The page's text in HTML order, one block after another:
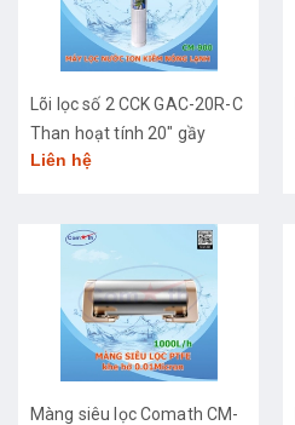
Lõi lọc số 2 CCK GAC-20R-C
Than hoạt tính 20" gầy
Liên hệ
Màng siêu lọc Comath CM-